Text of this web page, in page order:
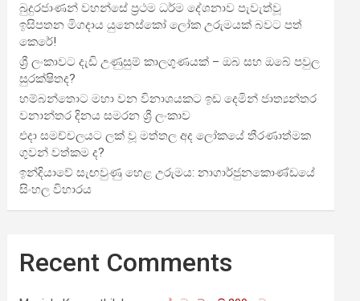
බුදුරජාණන් වහන්සේ ප්‍රථම ධර්ම දේශනාව පැවැත්වූ
ඉසිපතන මිගදාය යුනෙස්කෝ ලෝක උරුමයක් බවට පත්
කෙරේ!
ශ්‍රී ලංකාවට දැඩි උණුසුම් කාලගුණයක් – ඔබ සහ ඔබේ පවුල
සුරක්ෂිතද?
හම්බන්තොට මහා වන විනාශයකට ඉඩ දෙමින් ජාත්‍යන්තර
වනාන්තර දිනය සමරන ශ්‍රී ලංකාව
එදා සමච්චලයට ලක් වූ මත්තල අද ලෝකයේ තීරණාත්මක
ගුවන් වත්කම ද?
ඉන්දියාවේ සැඟවුණු හෙළ උරුමය: නාගාර්ජුනකොණ්ඩයේ
සිංහල විහාරය
Recent Comments